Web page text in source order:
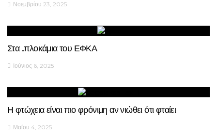
Νοεμβρίου 23, 2025
Στα ..πλοκάμια του ΕΦΚΑ
Ιούνιος 6, 2025
Η φτώχεια είναι πιο φρόνιμη αν νιώθει ότι φταίει
Μαΐου 4, 2025